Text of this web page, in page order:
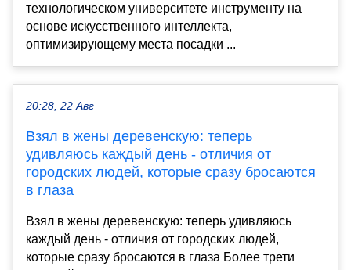
технологическом университете инструменту на
основе искусственного интеллекта,
оптимизирующему места посадки ...
20:28, 22 Авг
Взял в жены деревенскую: теперь
удивляюсь каждый день - отличия от
городских людей, которые сразу бросаются
в глаза
Взял в жены деревенскую: теперь удивляюсь
каждый день - отличия от городских людей,
которые сразу бросаются в глаза Более трети